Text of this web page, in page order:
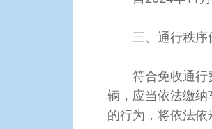
三、通行秩序
符合免收通行费
辆，应当依法缴
的行为，将依法